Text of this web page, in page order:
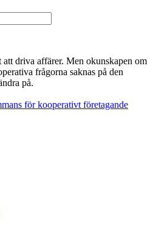
driva affärer. Men okunskapen om
frågorna saknas på den
på.
för kooperativt företagande